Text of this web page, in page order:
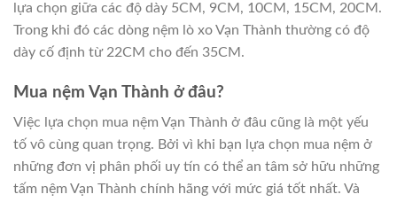
lựa chọn giữa các độ dày 5CM, 9CM, 10CM, 15CM, 20CM.
Trong khi đó các dòng nệm lò xo Vạn Thành thường có độ
dày cố định từ 22CM cho đến 35CM.
Mua nệm Vạn Thành ở đâu?
Việc lựa chọn mua nệm Vạn Thành ở đâu cũng là một yếu
tố vô cùng quan trọng. Bởi vì khi bạn lựa chọn mua nệm ở
những đơn vị phân phối uy tín có thể an tâm sở hữu những
tấm nệm Vạn Thành chính hãng với mức giá tốt nhất. Và